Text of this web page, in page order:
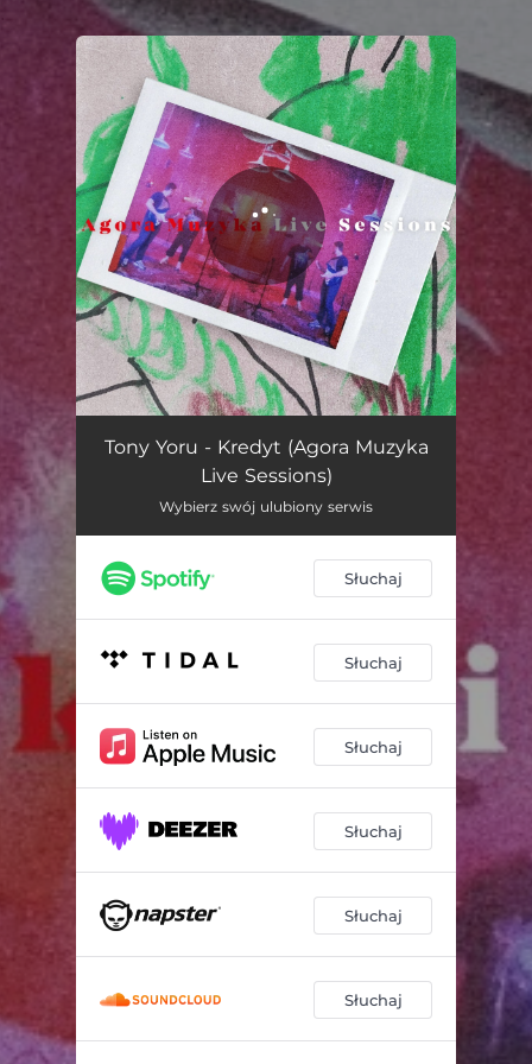
You're all set!
Kredyt (Agora Muzyka Live Sessions) 04:10
Tony Yoru - Kredyt (Agora Muzyka
Live Sessions)
Wybierz swój ulubiony serwis
Słuchaj
Słuchaj
Słuchaj
Słuchaj
Słuchaj
Słuchaj